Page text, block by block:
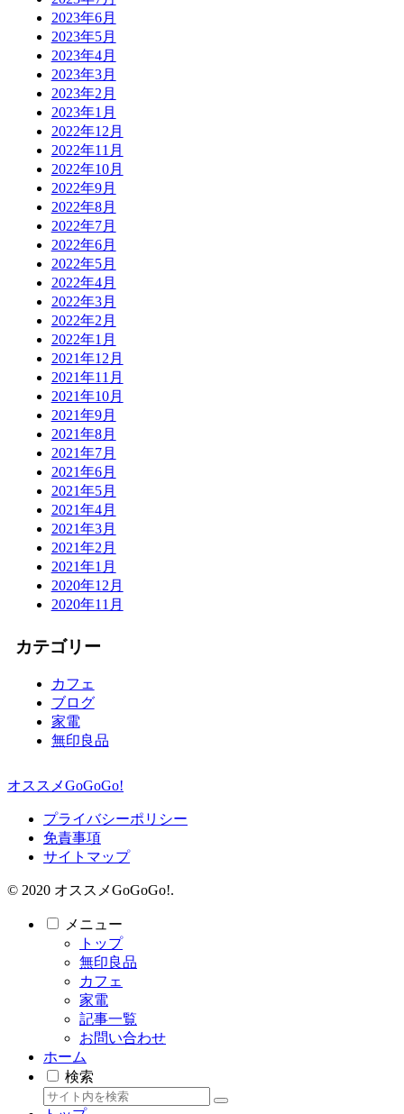
2023年6月
2023年5月
2023年4月
2023年3月
2023年2月
2023年1月
2022年12月
2022年11月
2022年10月
2022年9月
2022年8月
2022年7月
2022年6月
2022年5月
2022年4月
2022年3月
2022年2月
2022年1月
2021年12月
2021年11月
2021年10月
2021年9月
2021年8月
2021年7月
2021年6月
2021年5月
2021年4月
2021年3月
2021年2月
2021年1月
2020年12月
2020年11月
カテゴリー
カフェ
ブログ
家電
無印良品
オススメGoGoGo!
プライバシーポリシー
免責事項
サイトマップ
© 2020 オススメGoGoGo!.
メニュー
トップ
無印良品
カフェ
家電
記事一覧
お問い合わせ
ホーム
検索